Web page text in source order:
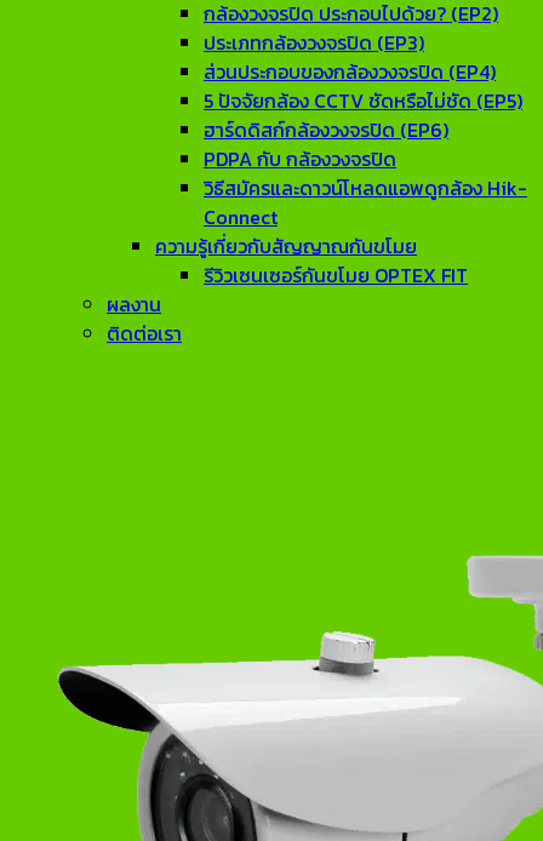
กล้องวงจรปิด ประกอบไปด้วย? (EP2)
ประเภทกล้องวงจรปิด (EP3)
ส่วนประกอบของกล้องวงจรปิด (EP4)
5 ปัจจัยกล้อง CCTV ชัดหรือไม่ชัด (EP5)
ฮาร์ดดิสก์กล้องวงจรปิด (EP6)
PDPA กับ กล้องวงจรปิด
วิธีสมัครและดาวน์โหลดแอพดูกล้อง Hik-
Connect
ความรู้เกี่ยวกับสัญญาณกันขโมย
รีวิวเซนเซอร์กันขโมย OPTEX FIT
ผลงาน
ติดต่อเรา